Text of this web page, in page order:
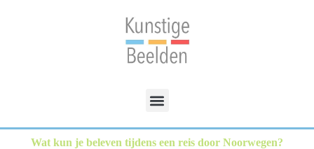
Wat kun je beleven tijdens een reis door Noorwegen?